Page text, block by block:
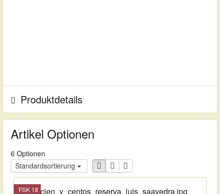
Produktdetails
Artikel Optionen
6 Optionen
Standardsortierung
FSK 18